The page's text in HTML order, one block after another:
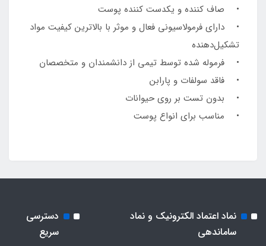
• صاف کننده و یکدست کننده پوست
• دارای فرمولاسیونی فعال و موثر با بالاترین کیفیت مواد
تشکیل‌دهنده
• فرموله شده توسط تیمی از دانشمندان و متخصصان
• فاقد سولفات و پارابن
• بدون تست بر روی حیوانات
• مناسب برای انواع پوست
نماد اعتماد الکترونیک و نماد
ساماندهی
دسترسی
سریع